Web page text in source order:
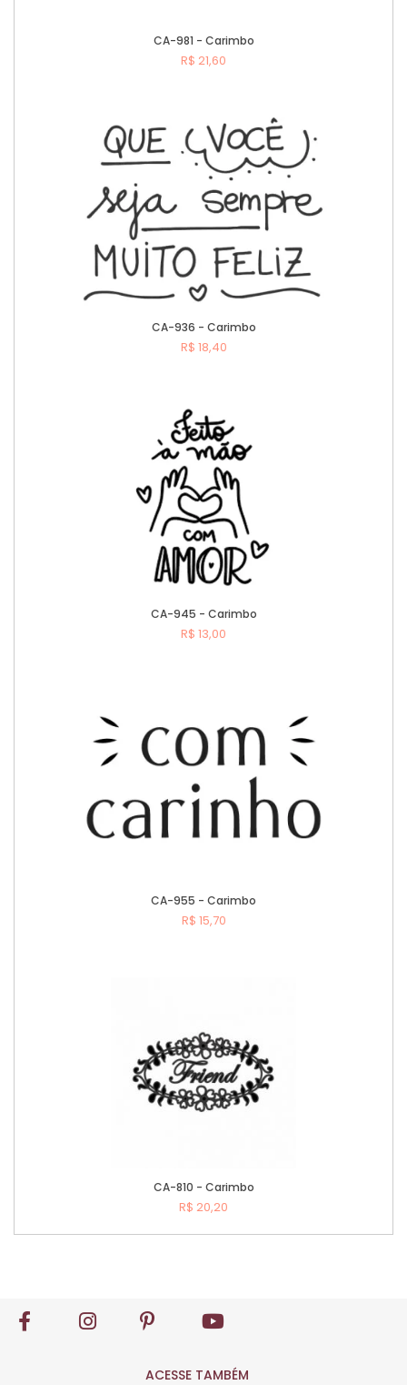
CA-981 - Carimbo
R$ 21,60
CA-936 - Carimbo
R$ 18,40
CA-945 - Carimbo
R$ 13,00
CA-955 - Carimbo
R$ 15,70
CA-810 - Carimbo
R$ 20,20
ACESSE TAMBÉM